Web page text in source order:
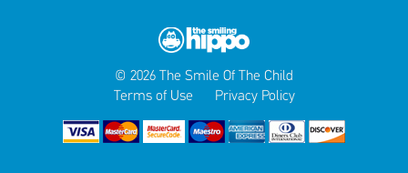
© 2026 The Smile Of The Child
Terms of Use
Privacy Policy